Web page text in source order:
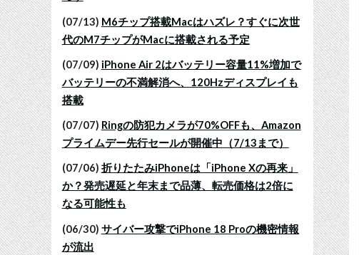
(07/13) M6チップ搭載Macはハズレ？すぐに次世
代のM7チップがMacに搭載される予定
(07/09) iPhone Air 2はバッテリー容量11%増加で
バッテリーの不満解消へ、120Hzディスプレイも
搭載
(07/07) Ringの防犯カメラが70%OFFも、Amazon
プライムデー先行セールが開催中（7/13まで）
(07/06) 折りたたみiPhoneは「iPhone Xの再来」
か？発売遅延と年末まで品薄、転売価格は2倍に
なる可能性も
(06/30) サイバー攻撃でiPhone 18 Proの機密情報
が流出